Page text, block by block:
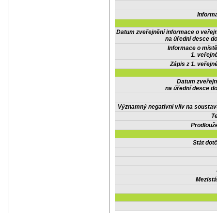
Datum zveřejnění informace o
na úřední desce
Informace o
1.
Zápis z 1.
Datum
na úřední desce
Významný negativní vliv na
Stát